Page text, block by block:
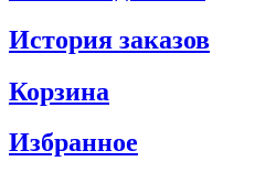
История заказов
Корзина
Избранное